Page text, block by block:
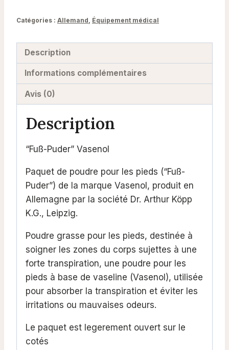
Catégories : Allemand Équipement médical
Description
Informations complémentaires
Avis (0)
Description
“Fuß-Puder” Vasenol
Paquet de poudre pour les pieds (“Fuß-
Puder”) de la marque Vasenol, produit en
Allemagne par la société Dr. Arthur Köpp
K.G., Leipzig.
Poudre grasse pour les pieds, destinée à
soigner les zones du corps sujettes à une
forte transpiration, une poudre pour les
pieds à base de vaseline (Vasenol), utilisée
pour absorber la transpiration et éviter les
irritations ou mauvaises odeurs.
Le paquet est legerement ouvert sur le
cotés